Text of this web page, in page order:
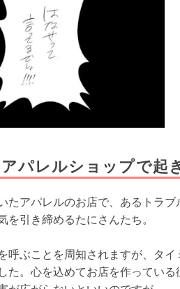
パレルショップで起
たアパレルのお店で、あるトラ
を引き締めるたにさんたち。
呼ぶことを周知されますが、タ
た。心を込めてお店を作ってい